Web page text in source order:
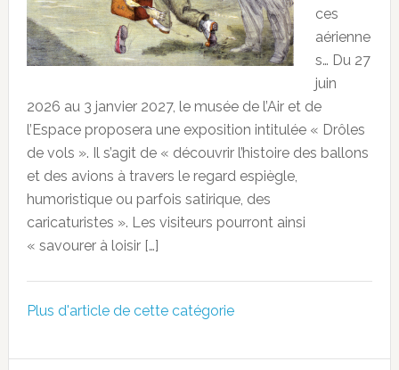
ces
aérienne
s… Du 27
juin
2026 au 3 janvier 2027, le musée de l’Air et de
l’Espace proposera une exposition intitulée « Drôles
de vols ». Il s’agit de « découvrir l’histoire des ballons
et des avions à travers le regard espiègle,
humoristique ou parfois satirique, des
caricaturistes ». Les visiteurs pourront ainsi
« savourer à loisir […]
Plus d'article de cette catégorie